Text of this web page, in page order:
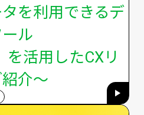
を利用できるデ
ル
を活用したCXリ
介～